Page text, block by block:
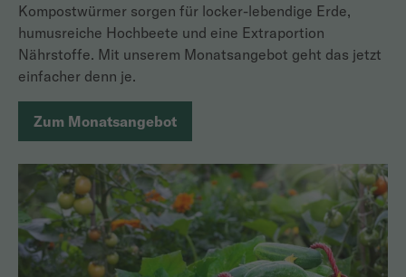
Kompostwürmer sorgen für locker-lebendige Erde,
humusreiche Hochbeete und eine Extraportion
Nährstoffe. Mit unserem Monatsangebot geht das jetzt
einfacher denn je.
Zum Monatsangebot